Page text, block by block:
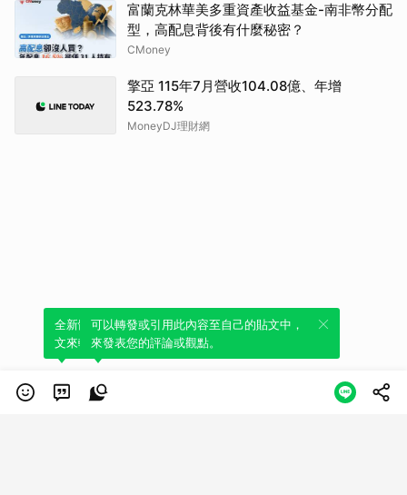
富蘭克林華美多重資產收益基金-南非幣分配
型，高配息背後有什麼秘密？
CMoney
擎亞 115年7月營收104.08億、年增
523.78%
MoneyDJ理財網
全新體驗！一鍵引用此內容，透過發布貼
文來輕鬆表達個人立場。
可以轉發或引用此內容至自己的貼文中，
來發表您的評論或觀點。